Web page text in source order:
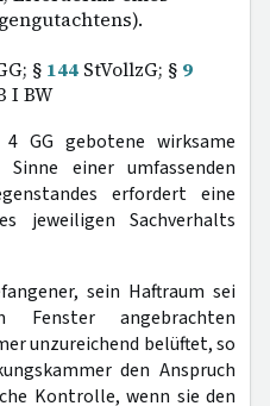
§ 144 StVollzG; § 9
I BW
GG gebotene wirksame
einer umfassenden
erfordert eine
jeweiligen Sachverhalts
sein Haftraum sei
angebrachten
unzureichend belüftet, so
den Anspruch
Kontrolle, wenn sie den